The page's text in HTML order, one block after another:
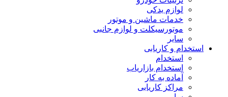
لوازم یدکی
خدمات ماشین و موتور
موتورسیکلت و لوازم جانبی
سایر
استخدام و کاریابی
استخدام
استخدام بازاریاب
آماده به کار
مراکز کاریابی